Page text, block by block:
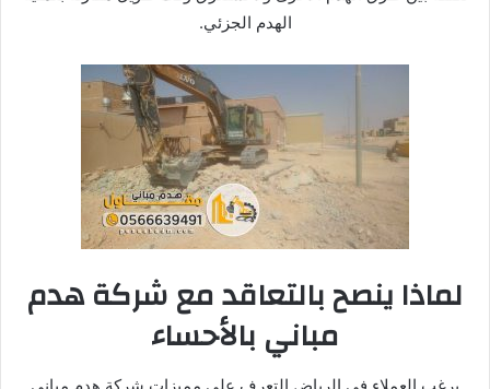
الهدم الجزئي.
لماذا ينصح بالتعاقد مع شركة هدم
مباني بالأحساء